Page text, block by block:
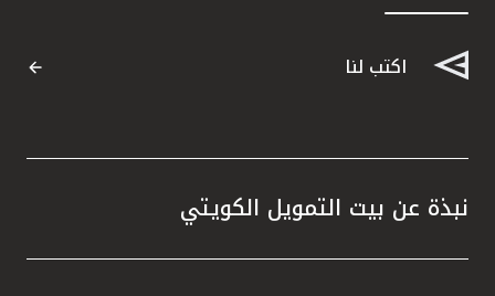
خدمات ما بعد البيع
اتصل بنا
اكتب لنا
نبذة عن بيت التمويل الكويتي